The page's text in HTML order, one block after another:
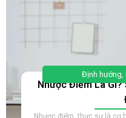
Định hướng,
Nhược Điểm Là